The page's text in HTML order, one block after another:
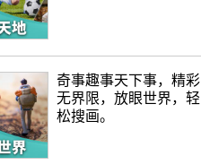
奇事趣事天下事，精彩
无界限，放眼世界，轻
松搜画。